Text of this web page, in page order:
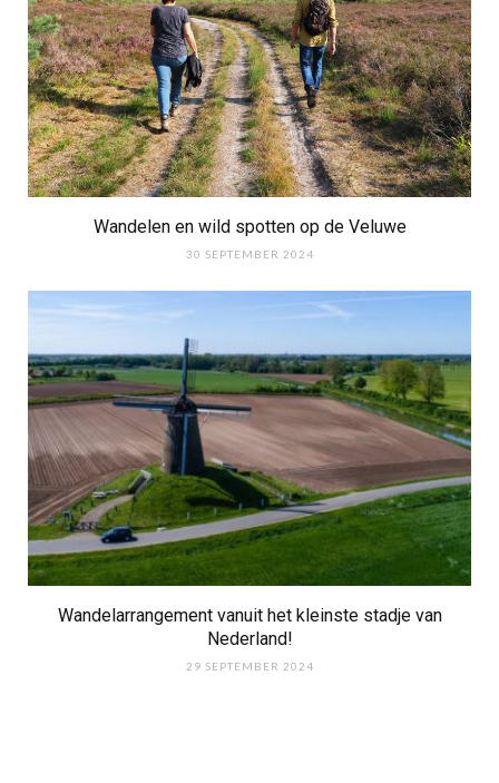
Wandelen en wild spotten op de Veluwe
30 SEPTEMBER 2024
Wandelarrangement vanuit het kleinste stadje van
Nederland!
29 SEPTEMBER 2024